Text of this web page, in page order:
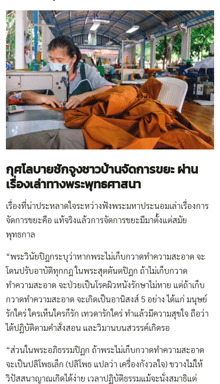
กุศโลบายชักจูงชาวบ้านจัดการขยะผ่าน
เรื่องเล่าทางพระพุทธศาสนา
เรื่องที่น่าประหลาดใจระหว่างฟังพระมหาประนอมเล่าเรื่องการ
จัดการขยะคือ แท้จริงแล้วการจัดการขยะมีมาตั้งแต่สมัย
พุทธกาล
“พระวินัยปิฎกระบุว่าหากพระไม่เก็บกวาดทำความสะอาด จะ
โดนปรับอาบัติทุกกฎ ในพระสุตตันตปิฎก ถ้าไม่เก็บกวาด
ทำความสะอาด จะป่วยเป็นโรคผิวหนังรักษาไม่หาย แต่ถ้าเก็บ
กวาดทำความสะอาด จะเกิดเป็นอานิสงส์ 5 อย่าง ได้แก่ มนุษย์
รักใคร่ ใครเห็นใครก็รัก เทวดารักใคร่ ทำแล้วมีความสุขใจ ถือว่า
ได้ปฏิบัติตามคำสั่งสอน และวิมานบนสวรรค์เกิดรอ
“ส่วนในพระอภิธรรมปิฏก ถ้าพระไม่เก็บกวาดทำความสะอาด
จะเป็นปลิโพธเล็ก (ปลิโพธ แปลว่า เครื่องกังวลใจ) ขวางไม่ให้
วิปัสสนาญาณเกิดได้ง่าย เวลาปฏิบัติธรรมแม้จะนั่งสมาธิแต่